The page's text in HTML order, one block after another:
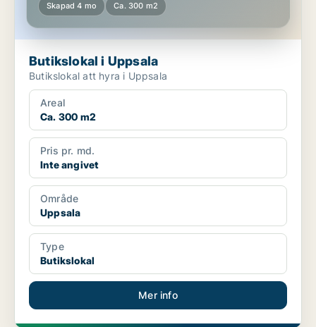
Skapad 4 mo Ca. 300 m2
Butikslokal i Uppsala
Butikslokal att hyra i Uppsala
Areal
Ca. 300 m2
Pris pr. md.
Inte angivet
Område
Uppsala
Type
Butikslokal
Mer info